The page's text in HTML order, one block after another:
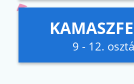
9 - 12.